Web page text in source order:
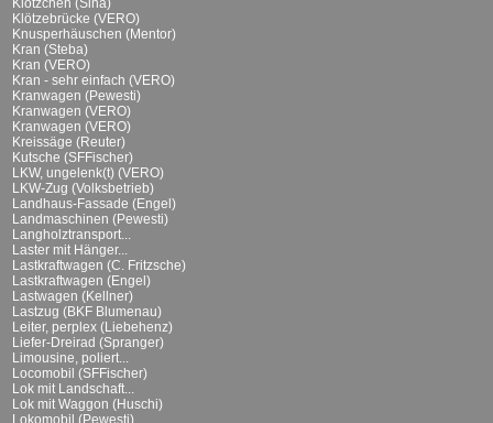
Klötzchen (Sina)
Klötzebrücke (VERO)
Knusperhäuschen (Mentor)
Kran (Steba)
Kran (VERO)
Kran - sehr einfach (VERO)
Kranwagen (Pewesti)
Kranwagen (VERO)
Kranwagen (VERO)
Kreissäge (Reuter)
Kutsche (SFFischer)
LKW, ungelenk(t) (VERO)
LKW-Zug (Volksbetrieb)
Landhaus-Fassade (Engel)
Landmaschinen (Pewesti)
Langholztransport...
Laster mit Hänger...
Lastkraftwagen (C. Fritzsche)
Lastkraftwagen (Engel)
Lastwagen (Kellner)
Lastzug (BKF Blumenau)
Leiter, perplex (Liebehenz)
Liefer-Dreirad (Spranger)
Limousine, poliert...
Locomobil (SFFischer)
Lok mit Landschaft...
Lok mit Waggon (Huschi)
Lokomobil (Pewesti)